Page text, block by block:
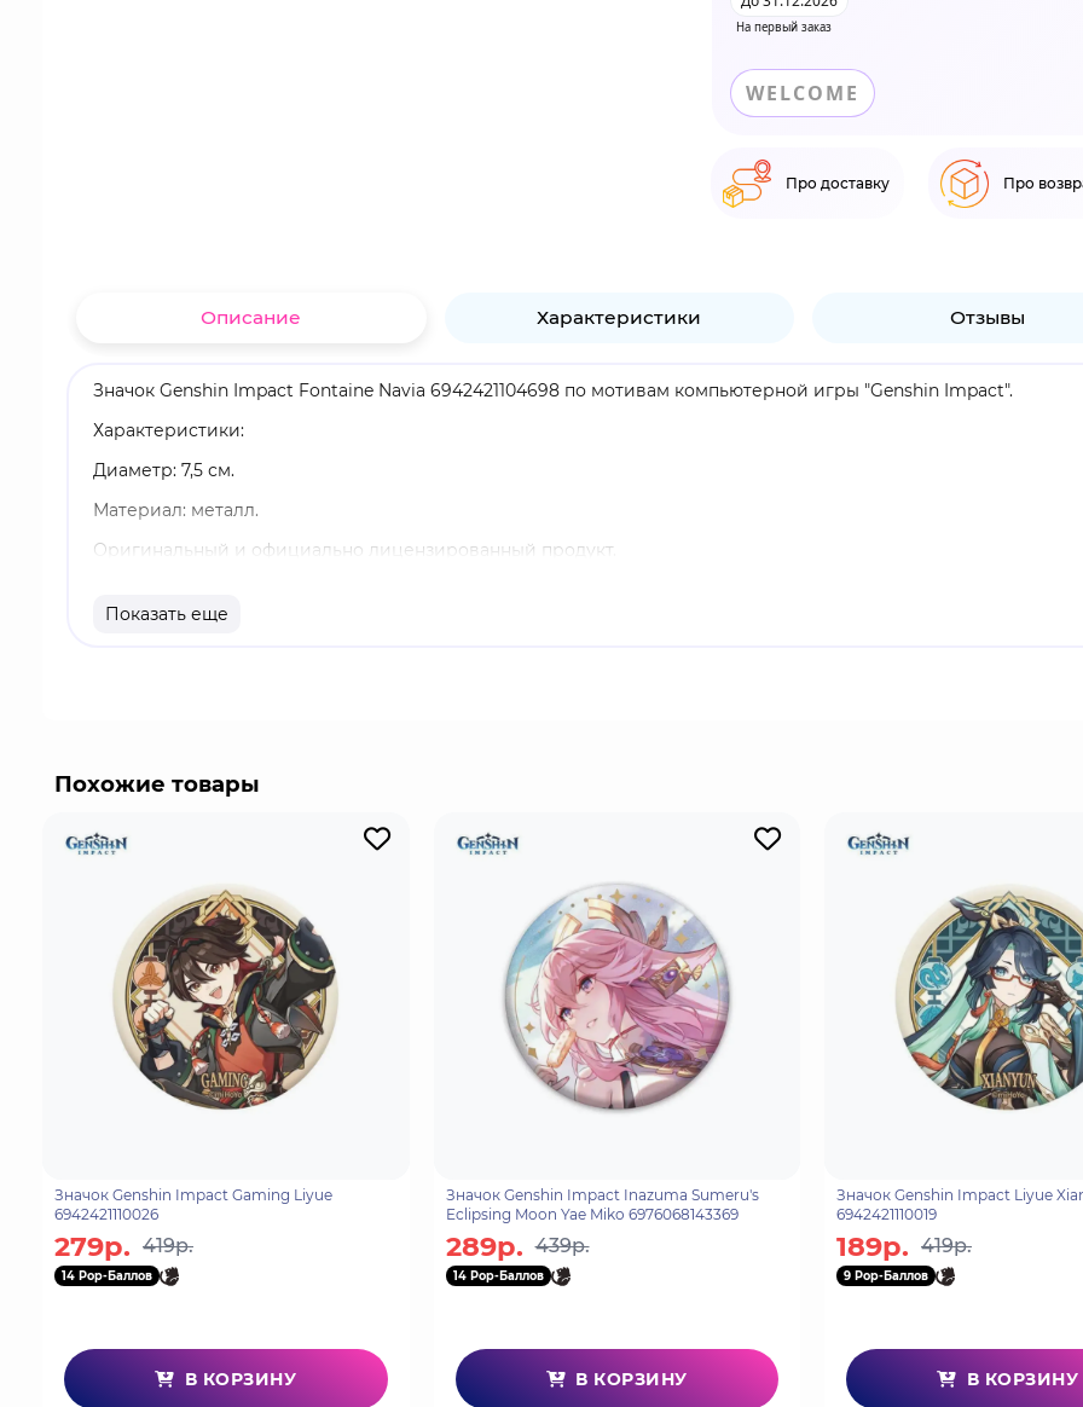
На первый заказ
WELCOME
Про доставку Про
Описание Характеристики Отзывы
Значок Genshin Impact Fontaine Navia 6942421104698 по мотивам компьютерной игры "Genshin Impact".
Характеристики:
Диаметр: 7,5 см.
Материал: металл.
Оригинальный и официально лицензированный продукт.
Навия Каспар - играбельный Гео персонаж. Когда Навия или другой персонаж отряда подбирает
Показать еще
Похожие товары
Значок Genshin Impact Gaming Liyue
6942421110026
279р. 419р.
14 Pop-Баллов
В КОРЗИНУ
Значок Genshin Impact Inazuma Sumeru's
Eclipsing Moon Yae Miko 6976068143369
289р. 439р.
14 Pop-Баллов
В КОРЗИНУ
Значок Genshin Impact Liyue
6942421110019
189р. 419р.
9 Pop-Баллов
В КОРЗИНУ